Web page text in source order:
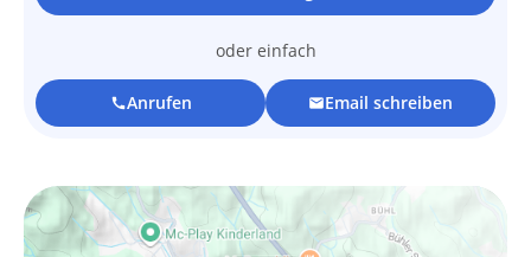
oder einfach
callAnrufen mailEmail schreiben